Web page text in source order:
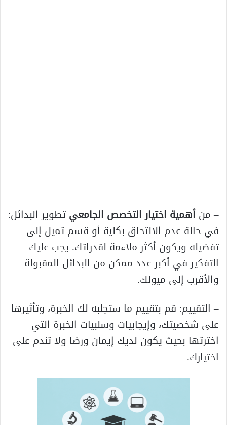
– منأهمية اختيار التخصص الجامعيتطوير البدائل:
في حالة عدم الالتحاق بكلية أو قسم تميل إلى
تفضيله ويكون أكثر ملاءمة لقدراتك. يجب عليك
التفكير في أكبر عدد ممكن من البدائل المقبولة
والأقرب إلى ميولك.
– التقييم: قم بتقييم ما ستجلبه لك الخبرة، وتأثيرها
على شخصيتك، وإيجابيات وسلبيات الخبرة التي
اخترتها بحيث يكون لديك إيمان ورضا ولا تندم على
اختيارك.